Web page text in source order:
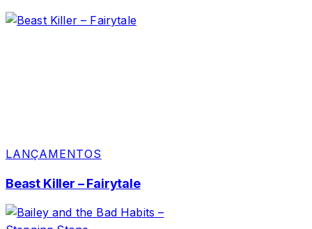
LANÇAMENTOS
Beast Killer – Fairytale